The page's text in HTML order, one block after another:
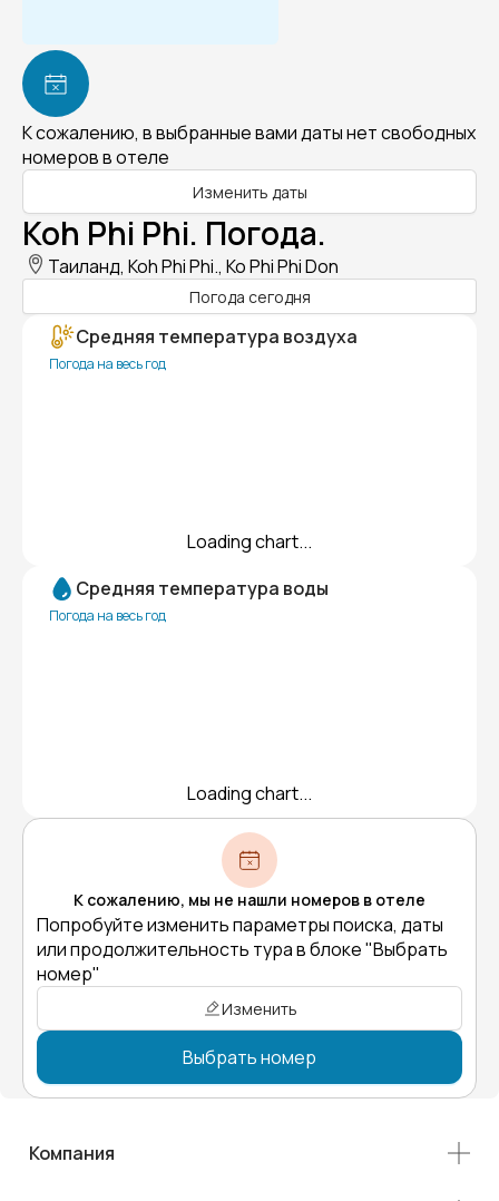
К сожалению, в выбранные вами даты нет свободных
номеров в отеле
Изменить даты
Koh Phi Phi. Погода.
Таиланд, Koh Phi Phi., Ko Phi Phi Don
Погода сегодня
Средняя температура воздуха
Погода на весь год
Loading chart...
Средняя температура воды
Погода на весь год
Loading chart...
К сожалению, мы не нашли номеров в отеле
Попробуйте изменить параметры поиска, даты
или продолжительность тура в блоке "Выбрать
номер"
Изменить
Выбрать номер
Компания